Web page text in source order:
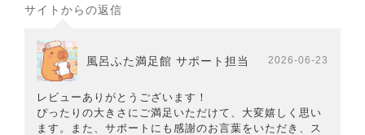
サイトからの返信
風呂ふた満足館 サポート担当 2026-06-23
レビューありがとうございます！
ぴったりの大きさにご満足いただけて、大変嬉しく思い
ます。また、サポートにも感謝のお言葉をいただき、ス